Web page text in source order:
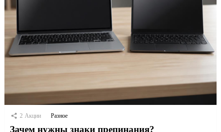
2 Акции Разное
Зачем нужны знаки препинания?